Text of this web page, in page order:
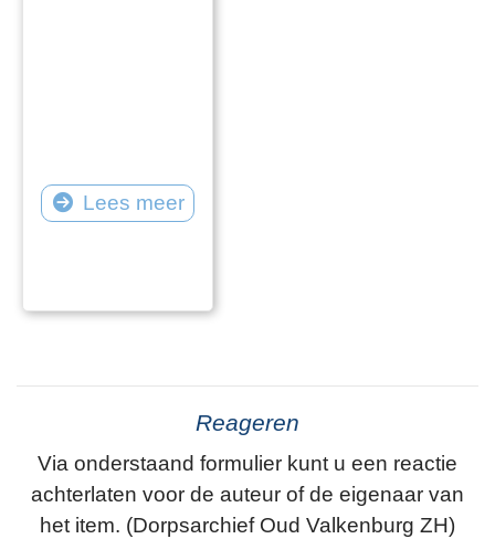
Lees meer
Reageren
Via onderstaand formulier kunt u een reactie
achterlaten voor de auteur of de eigenaar van
het item. (Dorpsarchief Oud Valkenburg ZH)